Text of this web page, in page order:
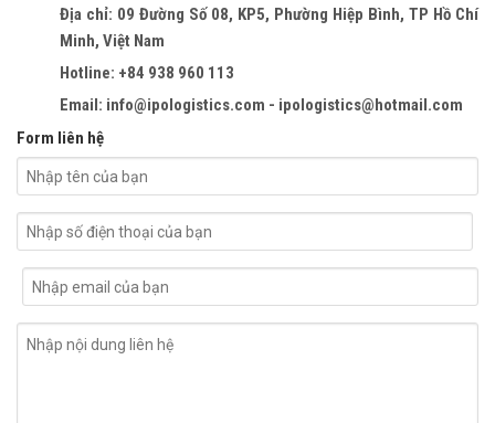
Địa chỉ: 09 Đường Số 08, KP5, Phường Hiệp Bình, TP Hồ Chí
Minh, Việt Nam
Hotline: +84 938 960 113
Email: info@ipologistics.com - ipologistics@hotmail.com
Form liên hệ